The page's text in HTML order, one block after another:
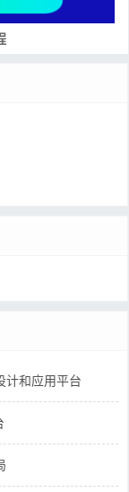
计和应用平台